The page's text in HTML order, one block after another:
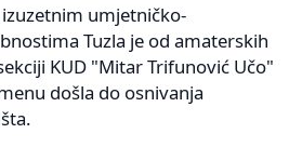
umjetničko-
Tuzla je od amaterskih
KUD "Mitar Trifunović Učo"
došla do osnivanja